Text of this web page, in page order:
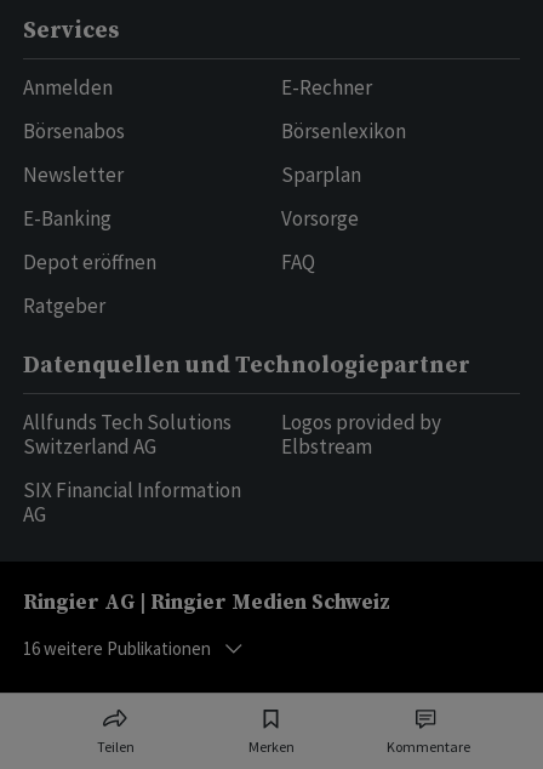
Teilen Merken Kommentare
Services
Anmelden
Börsenabos
Newsletter
E-Banking
Depot eröffnen
Ratgeber
E-Rechner
Börsenlexikon
Sparplan
Vorsorge
FAQ
Datenquellen und Technologiepartner
Allfunds Tech Solutions
Switzerland AG
SIX Financial Information
AG
Logos provided by
Elbstream
Ringier AG | Ringier Medien Schweiz
16weitere Publikationen